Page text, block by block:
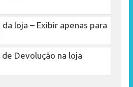
loja – Exibir apenas para
Devolução na loja